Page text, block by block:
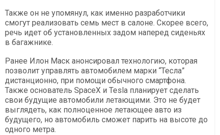
Также он не упомянул, как именно разработчики
смогут реализовать семь мест в салоне. Скорее всего,
речь идет об установленных задом наперед сиденьях
в багажнике.
Ранее Илон Маск анонсировал технологию, которая
позволит управлять автомобилем марки “Тесла”
дистанционно, при помощи обычного смартфона.
Также основатель SpaceX и Tesla планирует сделать
свои будущие автомобили летающими. Это не будет
выглядеть, как полноценное летающее авто из
будущего, но автомобиль сможет парить на высоте до
одного метра.